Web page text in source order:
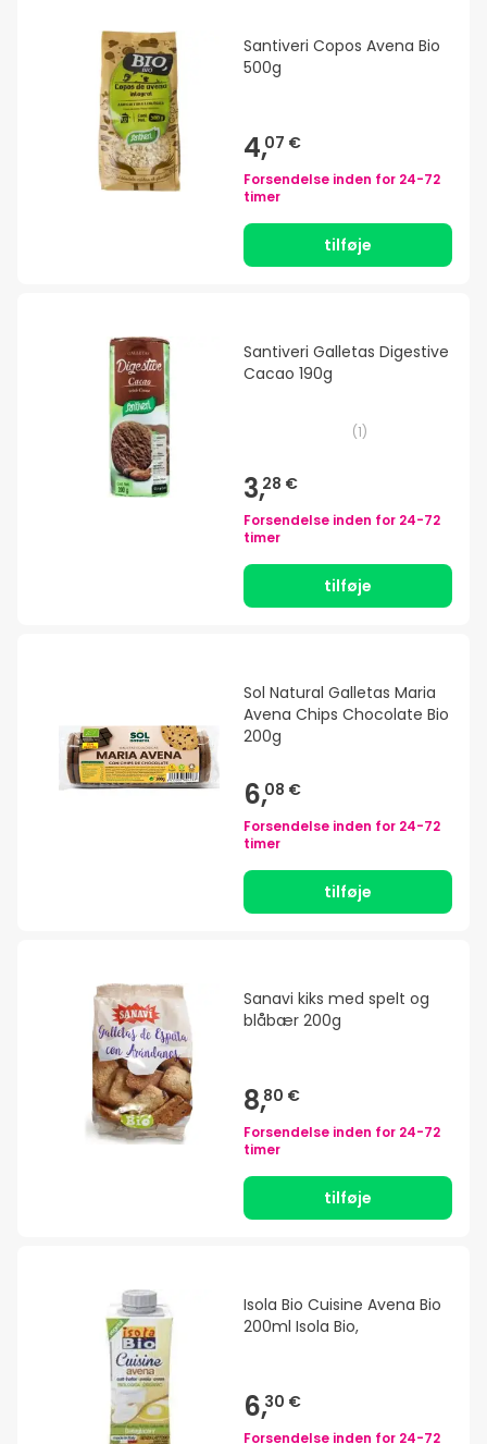
Santiveri Copos Avena Bio
500g
4,07 €
Forsendelse inden for 24-72
timer
tilføje
Santiveri Galletas Digestive
Cacao 190g
(1)
3,28 €
Forsendelse inden for 24-72
timer
tilføje
Sol Natural Galletas Maria
Avena Chips Chocolate Bio
200g
6,08 €
Forsendelse inden for 24-72
timer
tilføje
Sanavi kiks med spelt og
blåbær 200g
8,80 €
Forsendelse inden for 24-72
timer
tilføje
Isola Bio Cuisine Avena Bio
200ml Isola Bio,
6,30 €
Forsendelse inden for 24-72